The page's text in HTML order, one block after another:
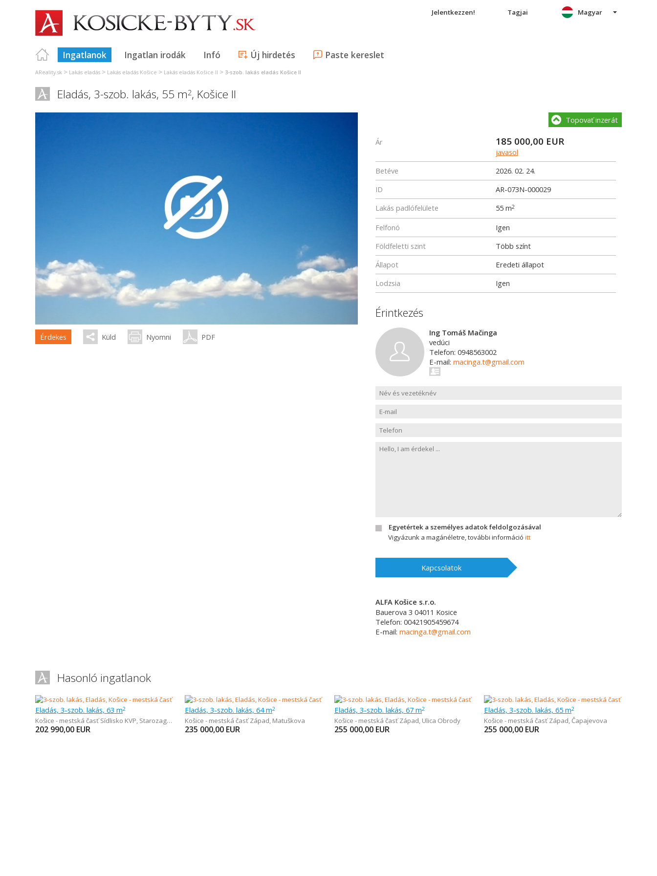
Jelentkezzen! Tagjai
Ingatlanok Ingatlan irodák Infó Új hirdetés Paste kereslet
Magyar
AReality.sk > Lakás eladás > Lakás eladás Košice > Lakás eladás Košice II > 3-szob. lakás eladás Košice II
Eladás, 3-szob. lakás, 55 m2, Košice II
Érdekes Küld Nyomni PDF
Topovať inzerát
Ár 185 000,00 EUR
javasol
Betéve
2026. 02. 24.
ID
AR-073N-000029
Lakás padlófelülete
55 m2
Felfonó
Igen
Földfeletti szint
Több színt
Állapot
Eredeti állapot
Lodzsia
Igen
Érintkezés
Ing Tomáš Mačinga
vedúci
Telefon: 0948563002
E-mail: macinga.t@gmail.com
Egyetértek a személyes adatok feldolgozásával
Vigyázunk a magánéletre, további információ itt
Kapcsolatok
ALFA Košice s.r.o.
Bauerova 3 04011 Kosice
Telefon: 00421905459674
E-mail: macinga.t@gmail.com
Hasonló ingatlanok
Eladás, 3-szob. lakás, 63 m2
Košice - mestská časť Sídlisko KVP, Starozagorská
202 990,00 EUR
Eladás, 3-szob. lakás, 64 m2
Košice - mestská časť Západ, Matuškova
235 000,00 EUR
Eladás, 3-szob. lakás, 67 m2
Košice - mestská časť Západ, Ulica Obrody
255 000,00 EUR
Eladás, 3-szob. lakás, 65 m2
Košice - mestská časť Západ, Čapajevova
255 000,00 EUR